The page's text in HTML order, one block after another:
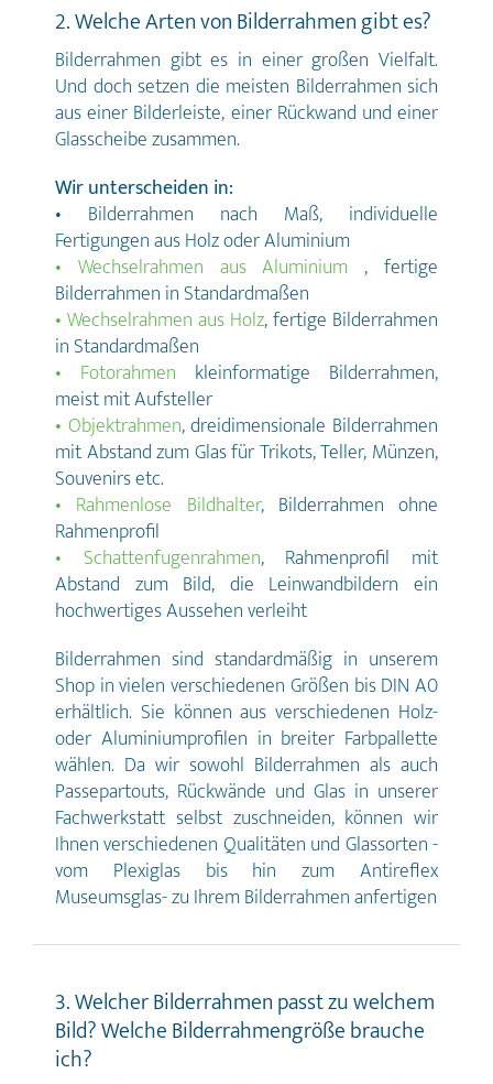
stehen verschiedene Optionen mit und
ohne Passepartout zur Verfügung.
Außerdem bieten wir die
Rahmengrößen DIN A2 und DIN A1 für
extra große Urkundendrucke für
Foyers und Empfangsräume an. Unser
Service-Plus • Wir übernehmen auf
Urkunden • Optional rahmen wir Ihre
Urkunden (eigene als auch von uns
gedruckte) mit und ohne Passepartout
ein • Nach Rücksprache übernehmen
wir den dezentralen Versand an Ihre
Kunden weltweit Urkunden und
Zertifikate - mögliche Rahmengrößen
Urkundenrahmen DIN A4
Urkundenrahmen DIN A3
Urkundenrahmen DIN A2
A4 ✓ Vollformat ✓ Mit Passepartout
✓ Mit Passepartout – – Urkunde DIN
A3 – – ✓ Vollformat ✓ Mit
✓ Vollformat ✓ Mit Passepartout
Urkunde DIN A1 – – – – ✓ Vollformat *
passenden Optionen wie
Rahmengröße, Farbe, mit und ohne
Passepartout, Druck und Versand aus
und laden Sie bei Bedarf im Anschluss
Kundenkonto zum Druck hoch. **
Wünschen Sie einen dezentralen
Versand an Ihre Kunden, können Sie
uns im Anschluss an den Kauf der
Urkundenrahmen kontaktieren. Der
Preis variiert und setzt sich aus der
Menge der Urkundenrahmen und der
Anzahl der dezentralen
Lieferanschriften zusammen.
Druckvorgaben Urkundendruck
Druckvorgaben als PDF zum Download
Dokumenterstellung Druckvorgaben
Beschnittzugabe: keine Randelemente:
und Grafiken bis zum Blattrand ragen.
Bilder: Die Bildauflösung sollte optimal
300 ppi betragen. Bildformat: TIFF,
2. Welche Arten von Bilderrahmen gibt es?
Bilderrahmen gibt es in einer großen Vielfalt.
Und doch setzen die meisten Bilderrahmen sich
aus einer Bilderleiste, einer Rückwand und einer
Glasscheibe zusammen.
Wir unterscheiden in:
• Bilderrahmen nach Maß, individuelle
Fertigungen aus Holz oder Aluminium
• Wechselrahmen aus Aluminium , fertige
Bilderrahmen in Standardmaßen
• Wechselrahmen aus Holz, fertige Bilderrahmen
in Standardmaßen
• Fotorahmen kleinformatige Bilderrahmen,
meist mit Aufsteller
• Objektrahmen, dreidimensionale Bilderrahmen
mit Abstand zum Glas für Trikots, Teller, Münzen,
Souvenirs etc.
• Rahmenlose Bildhalter, Bilderrahmen ohne
Rahmenprofil
• Schattenfugenrahmen, Rahmenprofil mit
Abstand zum Bild, die Leinwandbildern ein
hochwertiges Aussehen verleiht
Bilderrahmen sind standardmäßig in unserem
Shop in vielen verschiedenen Größen bis DIN A0
erhältlich. Sie können aus verschiedenen Holz-
oder Aluminiumprofilen in breiter Farbpallette
wählen. Da wir sowohl Bilderrahmen als auch
Passepartouts, Rückwände und Glas in unserer
Fachwerkstatt selbst zuschneiden, können wir
Ihnen verschiedenen Qualitäten und Glassorten -
vom Plexiglas bis hin zum Antireflex
Museumsglas- zu Ihrem Bilderrahmen anfertigen
3. Welcher Bilderrahmen passt zu welchem
Bild? Welche Bilderrahmengröße brauche
ich?